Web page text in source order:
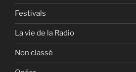
Festivals
La vie de la Radio
Non classé